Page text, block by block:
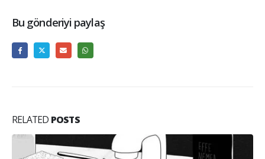
Bu gönderiyi paylaş
RELATED POSTS